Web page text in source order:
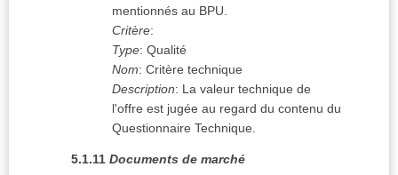
mentionnés au BPU.
Critère:
Type: Qualité
Nom: Critère technique
Description: La valeur technique de
l'offre est jugée au regard du contenu du
Questionnaire Technique.
5.1.11 Documents de marché